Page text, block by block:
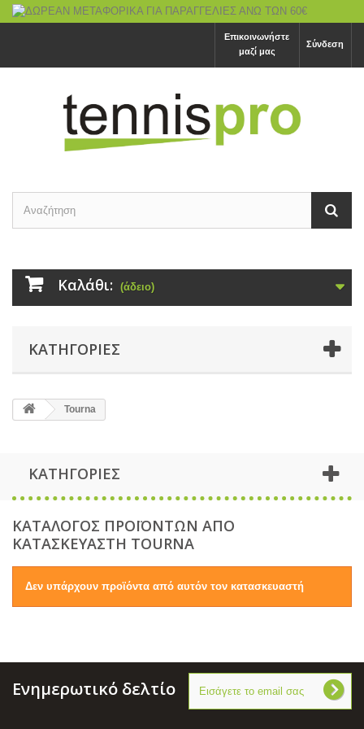
Σύνδεση
Επικοινωνήστε
μαζί μας
Καλάθι: (άδειο)
ΚΑΤΗΓΟΡΙΕΣ
Tourna
ΚΑΤΗΓΟΡΙΕΣ
ΚΑΤΑΛΟΓΟΣ ΠΡΟΪΟΝΤΩΝ ΑΠΟ
ΚΑΤΑΣΚΕΥΑΣΤΗ TOURNA
Δεν υπάρχουν προϊόντα από αυτόν τον κατασκευαστή
Ενημερωτικό δελτίο